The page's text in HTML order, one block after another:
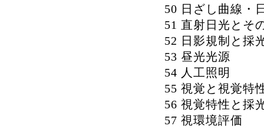
50 日ざし曲線・
51 直射日光とそ
52 日影規制と採
53 昼光光源
54 人工照明
55 視覚と視覚特
56 視覚特性と採
57 視環境評価